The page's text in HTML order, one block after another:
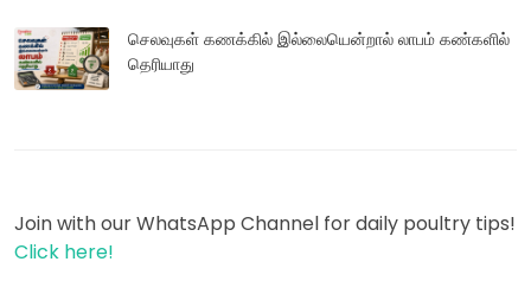
செலவுகள் கணக்கில் இல்லையென்றால் லாபம் கண்களில்
தெரியாது
Join with our WhatsApp Channel for daily poultry tips!
Click here!